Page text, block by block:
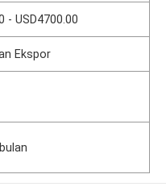
- USD4700.00
Ekspor